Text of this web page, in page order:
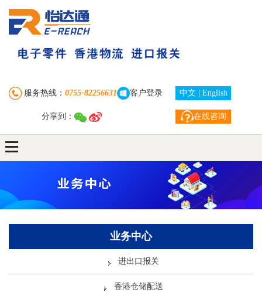
服务热线： 0755-82256631 客户登录
分享到：
中文 English
在线咨询
业务中心
订单查询
联系我们
业务中心
进出口报关
香港仓储配送